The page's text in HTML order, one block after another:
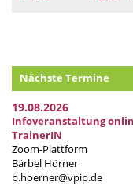
Nächste Termine
19.08.2026
Infoveranstaltung
TrainerIN
Zoom-Plattform
Bärbel Hörner
b.hoerner@vpip.de